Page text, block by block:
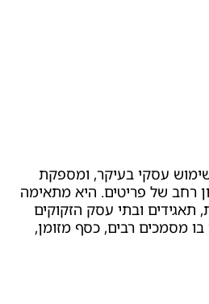
עסקי בעיקר, ומספקת
רחב של פריטים. היא מתאימה
תאגידים ובתי עסק הזקוקים
מסמכים רבים, כסף מזומן,